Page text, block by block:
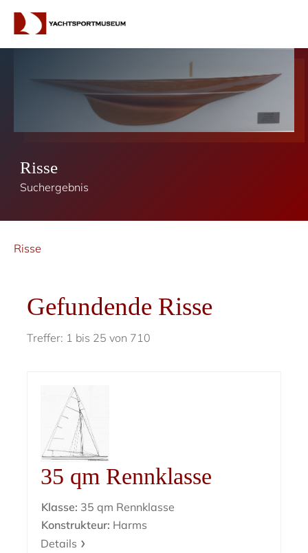
Risse
Suchergebnis
Risse
Gefundende Risse
Treffer: 1 bis 25 von 710
35 qm Rennklasse
Klasse: 35 qm Rennklasse
Konstrukteur: Harms
Details